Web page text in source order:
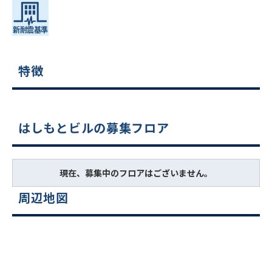
特徴
はしもとビルの募集フロア
現在、募集中のフロアはございません。
周辺地図